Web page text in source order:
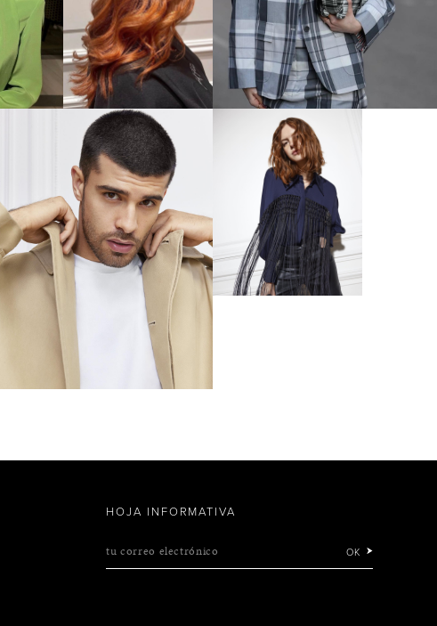
HOJA INFORMATIVA
tu correo electrónico OK